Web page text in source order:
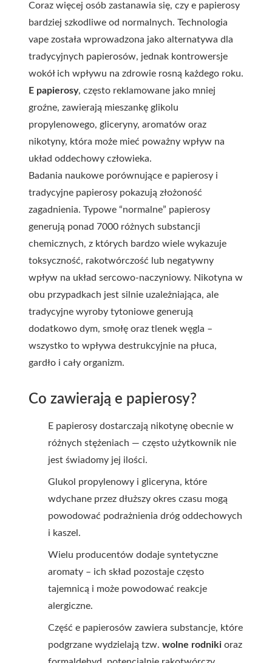
Coraz więcej osób zastanawia się, czy e papierosy
bardziej szkodliwe od normalnych. Technologia
vape została wprowadzona jako alternatywa dla
tradycyjnych papierosów, jednak kontrowersje
wokół ich wpływu na zdrowie rosną każdego roku.
E papierosy, często reklamowane jako mniej
groźne, zawierają mieszankę glikolu
propylenowego, gliceryny, aromatów oraz
nikotyny, która może mieć poważny wpływ na
układ oddechowy człowieka.
Badania naukowe porównujące e papierosy i
tradycyjne papierosy pokazują złożoność
zagadnienia. Typowe “normalne” papierosy
generują ponad 7000 różnych substancji
chemicznych, z których bardzo wiele wykazuje
toksyczność, rakotwórczość lub negatywny
wpływ na układ sercowo-naczyniowy. Nikotyna w
obu przypadkach jest silnie uzależniająca, ale
tradycyjne wyroby tytoniowe generują
dodatkowo dym, smołę oraz tlenek węgla –
wszystko to wpływa destrukcyjnie na płuca,
gardło i cały organizm.
Co zawierają e papierosy?
E papierosy dostarczają nikotynę obecnie w
różnych stężeniach — często użytkownik nie
jest świadomy jej ilości.
Glukol propylenowy i gliceryna, które
wdychane przez dłuższy okres czasu mogą
powodować podrażnienia dróg oddechowych
i kaszel.
Wielu producentów dodaje syntetyczne
aromaty – ich skład pozostaje często
tajemnicą i może powodować reakcje
alergiczne.
Część e papierosów zawiera substancje, które
podgrzane wydzielają tzw. wolne rodniki oraz